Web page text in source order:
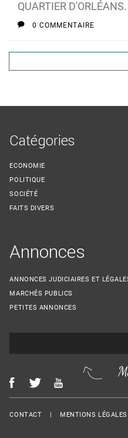
QUARTIER D'ORLÉANS.
0 COMMENTAIRE
Catégories
ECONOMIE
POLITIQUE
SOCIÉTÉ
FAITS DIVERS
Annonces
ANNONCES JUDICIAIRES ET
MARCHÉS PUBLICS
PETITES ANNONCES
Menu Footer
CONTACT MENTIONS LÉGALES